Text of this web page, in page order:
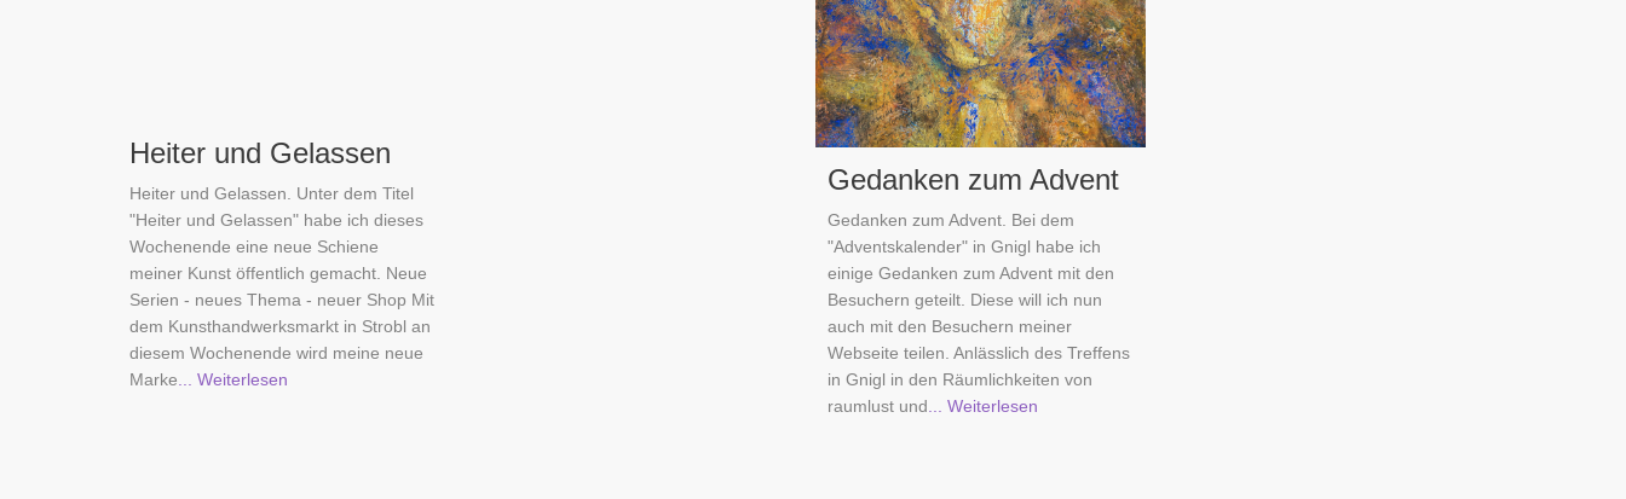
Heiter und Gelassen
Heiter und Gelassen. Unter dem Titel
"Heiter und Gelassen" habe ich dieses
Wochenende eine neue Schiene
meiner Kunst öffentlich gemacht. Neue
Serien - neues Thema - neuer Shop Mit
dem Kunsthandwerksmarkt in Strobl an
diesem Wochenende wird meine neue
Marke... Weiterlesen
Gedanken zum Advent
Gedanken zum Advent. Bei dem
"Adventskalender" in Gnigl habe ich
einige Gedanken zum Advent mit den
Besuchern geteilt. Diese will ich nun
auch mit den Besuchern meiner
Webseite teilen. Anlässlich des Treffens
in Gnigl in den Räumlichkeiten von
raumlust und... Weiterlesen